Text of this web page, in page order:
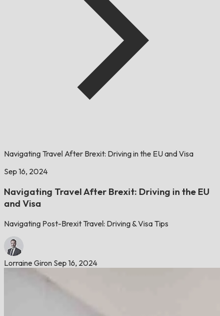
Navigating Travel After Brexit: Driving in the EU and Visa
Sep 16, 2024
Navigating Travel After Brexit: Driving in the EU
and Visa
Navigating Post-Brexit Travel: Driving & Visa Tips
Lorraine Giron Sep 16, 2024